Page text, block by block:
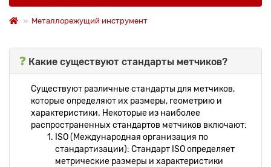
Металлорежущий инструмент
❓ Какие существуют стандарты метчиков?
Существуют различные стандарты для метчиков,
которые определяют их размеры, геометрию и
характеристики. Некоторые из наиболее
распространенных стандартов метчиков включают:
ISO (Международная организация по
стандартизации): Стандарт ISO определяет
метрические размеры и характеристики